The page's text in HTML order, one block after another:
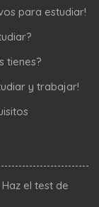
para estudiar!
tienes?
y trabajar!
Haz el test de